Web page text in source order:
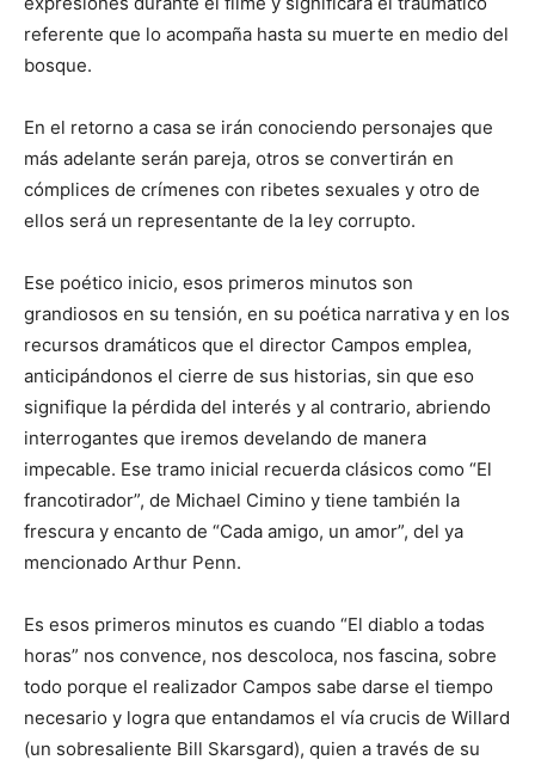
referente que lo acompaña hasta su muerte en medio del
bosque.
En el retorno a casa se irán conociendo personajes que
más adelante serán pareja, otros se convertirán en
cómplices de crímenes con ribetes sexuales y otro de
ellos será un representante de la ley corrupto.
Ese poético inicio, esos primeros minutos son
grandiosos en su tensión, en su poética narrativa y en los
recursos dramáticos que el director Campos emplea,
anticipándonos el cierre de sus historias, sin que eso
signifique la pérdida del interés y al contrario, abriendo
interrogantes que iremos develando de manera
impecable. Ese tramo inicial recuerda clásicos como “El
francotirador”, de Michael Cimino y tiene también la
frescura y encanto de “Cada amigo, un amor”, del ya
mencionado Arthur Penn.
Es esos primeros minutos es cuando “El diablo a todas
horas” nos convence, nos descoloca, nos fascina, sobre
todo porque el realizador Campos sabe darse el tiempo
necesario y logra que entandamos el vía crucis de Willard
(un sobresaliente Bill Skarsgard), quien a través de su